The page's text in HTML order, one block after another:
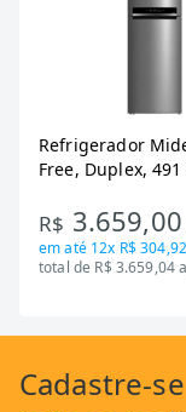
Refrigerador
Free, Duplex,
RT650EVK463)
R$
em até 12x R$ 304,92
total de R$ 3.659,04
Cadastre-se